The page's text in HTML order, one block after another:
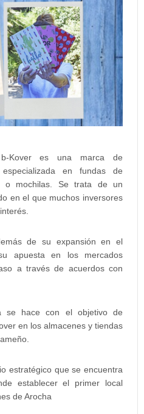
Kover es una marca de
en fundas de
o mochilas. Se trata de un
en el que muchos inversores
de su expansión en el
apuesta en los mercados
a través de acuerdos con
se hace con el objetivo de
en los almacenes y tiendas
estratégico que se encuentra
establecer el primer local
de Arocha